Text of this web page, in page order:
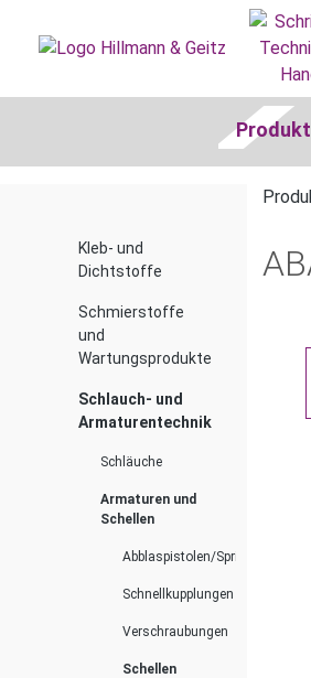
Zur Hauptnavigation
Kleb- und
Dichtstoffe
Schmierstoffe
und
Wartungsprodukte
Schlauch- und
Armaturentechnik
Schläuche
Armaturen und
Schellen
Abblaspistolen/Spritzdüsen
Schnellkupplungen
Verschraubungen
Schellen